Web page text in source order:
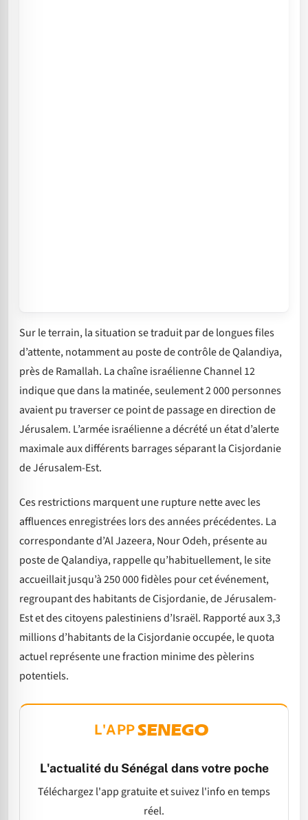
Sur le terrain, la situation se traduit par de longues files
d’attente, notamment au poste de contrôle de Qalandiya,
près de Ramallah. La chaîne israélienne Channel 12
indique que dans la matinée, seulement 2 000 personnes
avaient pu traverser ce point de passage en direction de
Jérusalem. L’armée israélienne a décrété un état d’alerte
maximale aux différents barrages séparant la Cisjordanie
de Jérusalem-Est.
Ces restrictions marquent une rupture nette avec les
affluences enregistrées lors des années précédentes. La
correspondante d’Al Jazeera, Nour Odeh, présente au
poste de Qalandiya, rappelle qu’habituellement, le site
accueillait jusqu’à 250 000 fidèles pour cet événement,
regroupant des habitants de Cisjordanie, de Jérusalem-
Est et des citoyens palestiniens d’Israël. Rapporté aux 3,3
millions d’habitants de la Cisjordanie occupée, le quota
actuel représente une fraction minime des pèlerins
potentiels.
L'APP
L'actualité du Sénégal dans votre poche
Téléchargez l'app gratuite et suivez l'info en temps
réel.